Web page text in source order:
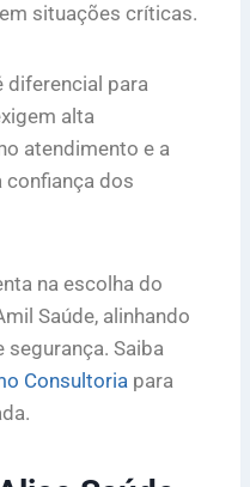
situações críticas.
diferencial para
alta
atendimento e a
confiança dos
na escolha do
Saúde, alinhando
Saiba
Consultoria para